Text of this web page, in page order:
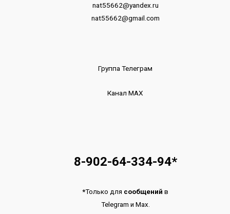
nat55662@yandex.ru
nat55662@gmail.com
Группа Телеграм
Канал МАХ
8-902-64-334-94*
*Только для сообщений в
Telegram и Max.